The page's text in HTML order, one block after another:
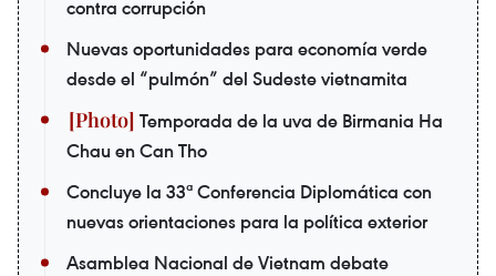
contra corrupción
Nuevas oportunidades para economía verde
desde el “pulmón” del Sudeste vietnamita
Temporada de la uva de Birmania Ha
Chau en Can Tho
Concluye la 33ª Conferencia Diplomática con
nuevas orientaciones para la política exterior
Asamblea Nacional de Vietnam debate